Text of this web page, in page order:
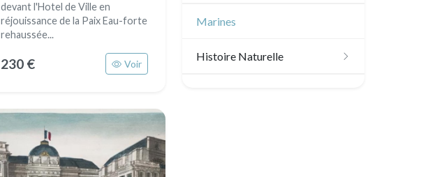
devant l'Hotel de Ville en
réjouissance de la Paix Eau-forte
rehaussée...
230 € Voir
Amériques
Marines
Histoire Naturelle